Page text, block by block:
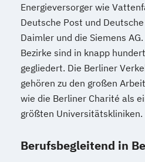
Energieversorger wie
Deutsche Post und
Daimler und die Siemens
Bezirke sind in knapp
gegliedert. Die Berliner
gehören zu den großen
wie die Berliner Charité als
größten Universitätskliniken.
Berufsbegleitend in